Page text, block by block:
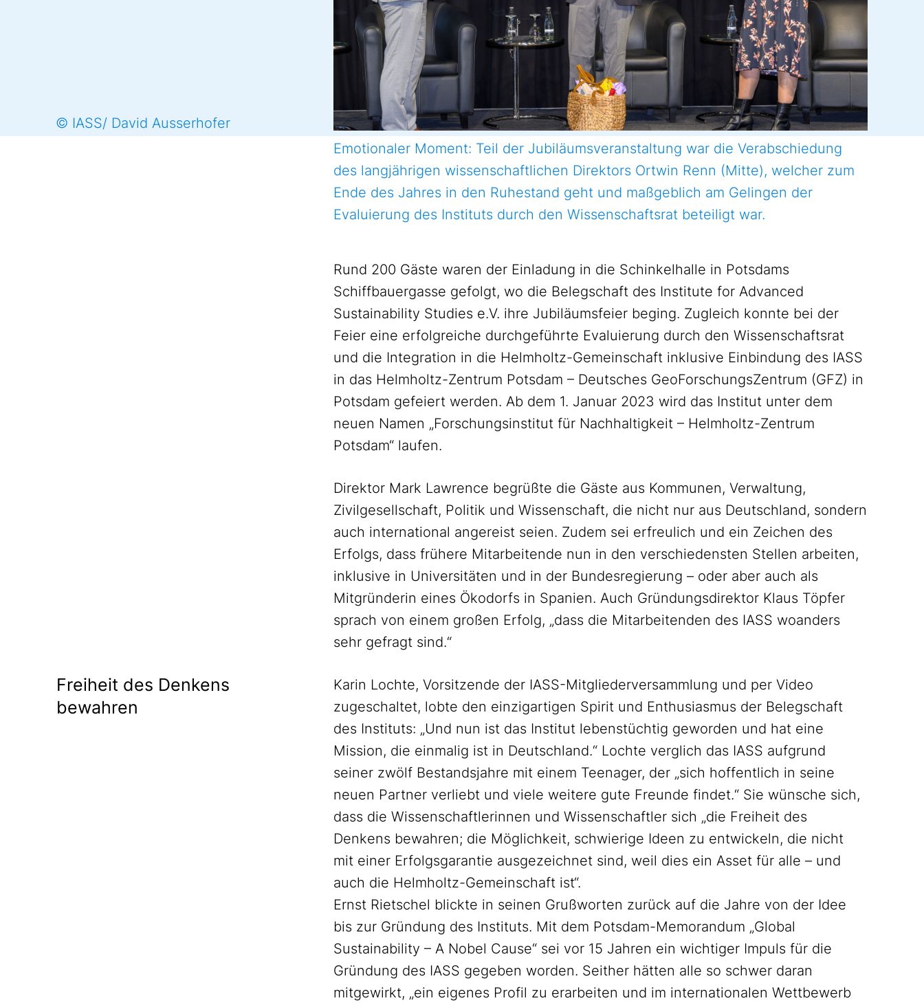
© IASS/ David Ausserhofer
Emotionaler Moment: Teil der Jubiläumsveranstaltung war die Verabschiedung
des langjährigen wissenschaftlichen Direktors Ortwin Renn (Mitte), welcher zum
Ende des Jahres in den Ruhestand geht und maßgeblich am Gelingen der
Evaluierung des Instituts durch den Wissenschaftsrat beteiligt war.
Rund 200 Gäste waren der Einladung in die Schinkelhalle in Potsdams
Schiffbauergasse gefolgt, wo die Belegschaft des Institute for Advanced
Sustainability Studies e.V. ihre Jubiläumsfeier beging. Zugleich konnte bei der
Feier eine erfolgreiche durchgeführte Evaluierung durch den Wissenschaftsrat
und die Integration in die Helmholtz-Gemeinschaft inklusive Einbindung des IASS
in das Helmholtz-Zentrum Potsdam – Deutsches GeoForschungsZentrum (GFZ) in
Potsdam gefeiert werden. Ab dem 1. Januar 2023 wird das Institut unter dem
neuen Namen „Forschungsinstitut für Nachhaltigkeit – Helmholtz-Zentrum
Potsdam“ laufen.
Direktor Mark Lawrence begrüßte die Gäste aus Kommunen, Verwaltung,
Zivilgesellschaft, Politik und Wissenschaft, die nicht nur aus Deutschland, sondern
auch international angereist seien. Zudem sei erfreulich und ein Zeichen des
Erfolgs, dass frühere Mitarbeitende nun in den verschiedensten Stellen arbeiten,
inklusive in Universitäten und in der Bundesregierung – oder aber auch als
Mitgründerin eines Ökodorfs in Spanien. Auch Gründungsdirektor Klaus Töpfer
sprach von einem großen Erfolg, „dass die Mitarbeitenden des IASS woanders
sehr gefragt sind.“
Freiheit des Denkens
bewahren
Karin Lochte, Vorsitzende der IASS-Mitgliederversammlung und per Video
zugeschaltet, lobte den einzigartigen Spirit und Enthusiasmus der Belegschaft
des Instituts: „Und nun ist das Institut lebenstüchtig geworden und hat eine
Mission, die einmalig ist in Deutschland.“ Lochte verglich das IASS aufgrund
seiner zwölf Bestandsjahre mit einem Teenager, der „sich hoffentlich in seine
neuen Partner verliebt und viele weitere gute Freunde findet.“ Sie wünsche sich,
dass die Wissenschaftlerinnen und Wissenschaftler sich „die Freiheit des
Denkens bewahren; die Möglichkeit, schwierige Ideen zu entwickeln, die nicht
mit einer Erfolgsgarantie ausgezeichnet sind, weil dies ein Asset für alle – und
auch die Helmholtz-Gemeinschaft ist“.
Ernst Rietschel blickte in seinen Grußworten zurück auf die Jahre von der Idee
bis zur Gründung des Instituts. Mit dem Potsdam-Memorandum „Global
Sustainability – A Nobel Cause“ sei vor 15 Jahren ein wichtiger Impuls für die
Gründung des IASS gegeben worden. Seither hätten alle so schwer daran
mitgewirkt, „ein eigenes Profil zu erarbeiten und im internationalen Wettbewerb